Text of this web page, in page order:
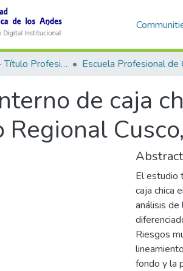
Licenciatura - Título Profesional
de caja
Regional
Abstract
El estudio
caja chica
análisis de
Riesgos
fondo y la